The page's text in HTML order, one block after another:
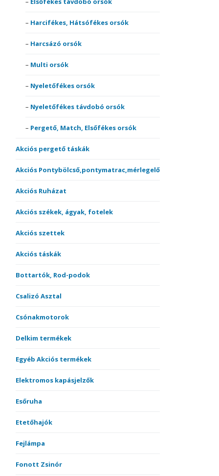
Harcifékes, Hátsófékes orsók
Harcsázó orsók
Multi orsók
Nyeletőfékes orsók
Nyeletőfékes távdobó orsók
Pergető, Match, Elsőfékes orsók
Akciós pergető táskák
Akciós Pontybölcső,pontymatrac,mérlegelő
Akciós Ruházat
Akciós székek, ágyak, fotelek
Akciós szettek
Akciós táskák
Bottartók, Rod-podok
Csalizó Asztal
Csónakmotorok
Delkim termékek
Egyéb Akciós termékek
Elektromos kapásjelzők
Esőruha
Etetőhajók
Fejlámpa
Fonott Zsinór